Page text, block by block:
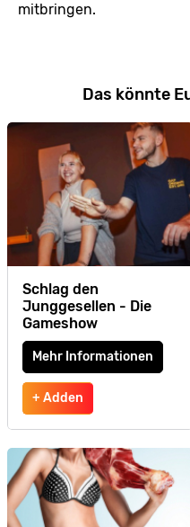
mitbringen.
Das könnte
Schlag den
Junggesellen - Die
Gameshow
Mehr Informationen
+ Adden